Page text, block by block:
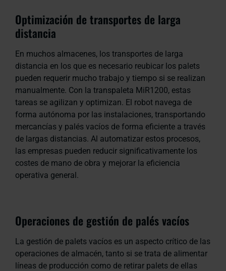
Optimización de transportes de larga
distancia
En muchos almacenes, los transportes de larga
distancia en los que es necesario reubicar los palets
pueden requerir mucho trabajo y tiempo si se realizan
manualmente. Con la transpaleta MiR1200, estas
tareas se agilizan y optimizan. El robot navega de
forma autónoma por las instalaciones, transportando
mercancías y palés vacíos de forma eficiente a través
de largas distancias. Al automatizar estos procesos,
las empresas pueden reducir significativamente los
costes de mano de obra y mejorar la eficiencia
operativa general.
Operaciones de gestión de palés vacíos
La gestión de palets vacíos es un aspecto crítico de las
operaciones de almacén, tanto si se trata de alimentar
líneas de producción como de retirar palets de ellas